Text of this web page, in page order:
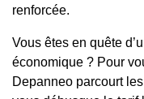
renforcée.
Vous êtes en quête
économique ? Pour
Depanneo parcourt